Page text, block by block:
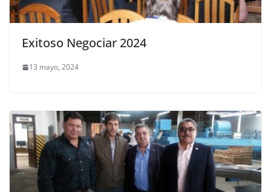
Exitoso Negociar 2024
13 mayo, 2024